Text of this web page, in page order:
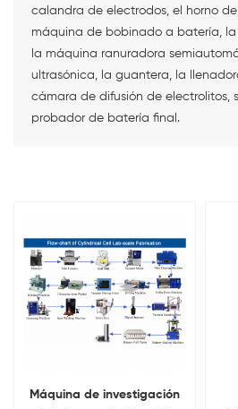
calandra de electrodos, el horno
máquina de bobinado a batería,
la máquina ranuradora
ultrasónica, la guantera, la
cámara de difusión de electrolitos,
probador de batería final.
Máquina de investigación